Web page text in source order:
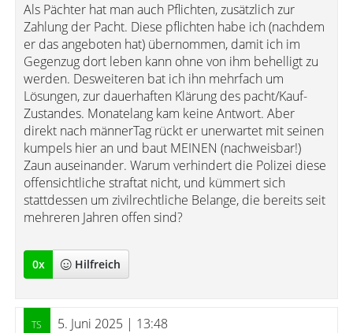
Als Pächter hat man auch Pflichten, zusätzlich zur
Zahlung der Pacht. Diese pflichten habe ich (nachdem
er das angeboten hat) übernommen, damit ich im
Gegenzug dort leben kann ohne von ihm behelligt zu
werden. Desweiteren bat ich ihn mehrfach um
Lösungen, zur dauerhaften Klärung des pacht/Kauf-
Zustandes. Monatelang kam keine Antwort. Aber
direkt nach männerTag rückt er unerwartet mit seinen
kumpels hier an und baut MEINEN (nachweisbar!)
Zaun auseinander. Warum verhindert die Polizei diese
offensichtliche straftat nicht, und kümmert sich
stattdessen um zivilrechtliche Belange, die bereits seit
mehreren Jahren offen sind?
0x Hilfreich
5. Juni 2025 | 13:48